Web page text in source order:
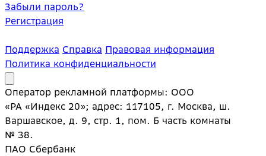
Забыли пароль?
Регистрация
Поддержка Справка Правовая информация
Политика конфиденциальности
Оператор рекламной платформы: ООО
«РА «Индекс 20»; адрес: 117105, г. Москва, ш.
Варшавское, д. 9, стр. 1, пом. Б часть комнаты
№ 38.
ПАО Сбербанк